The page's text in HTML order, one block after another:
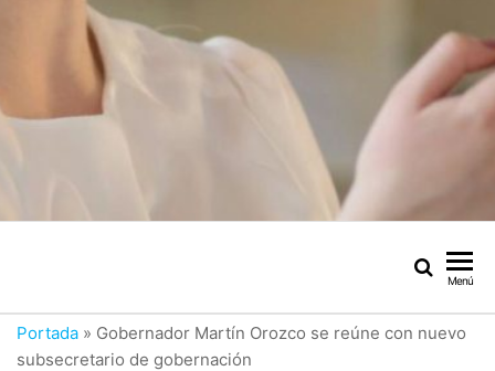
Menú
Portada » Gobernador Martín Orozco se reúne con nuevo
subsecretario de gobernación